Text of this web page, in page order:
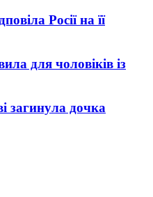
Росії на її
для чоловіків із
загинула дочка